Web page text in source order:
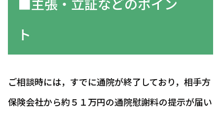
ト
ご相談時には，すでに通院が終了しており，相手方
保険会社から約５１万円の通院慰謝料の提示が届い